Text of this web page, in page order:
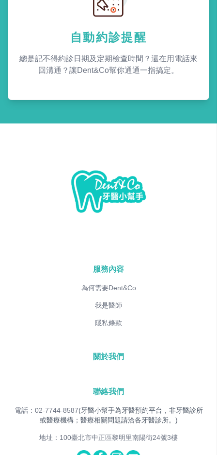
自動約診提醒
總是記不得約診日期及定期檢查時間？還在用電話來
回溝通？讓Dent&Co幫你通通一指搞定。
服務內容
為何需要Dent&Co
我是醫師
隱私條款
關於我們
聯絡我們
電話：02-7744-8587(牙醫小幫手為牙醫預約平台，非牙醫診所
或醫療機構；醫療相關問題請洽各牙醫診所。)
地址：100臺北市中正區黎明里南陽街24號3樓